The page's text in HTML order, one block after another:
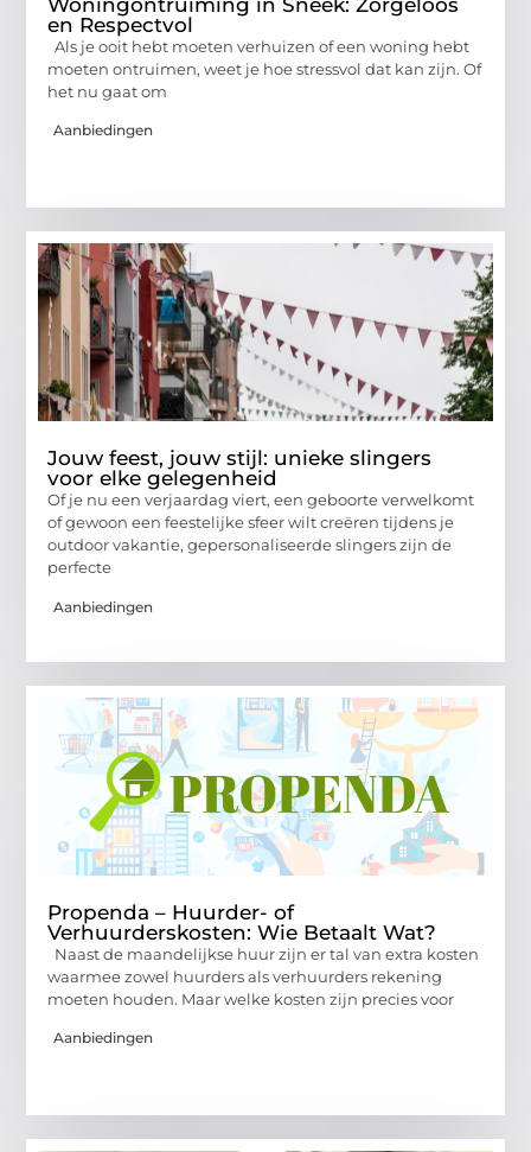
en Respectvol
Als je ooit hebt moeten verhuizen of een woning hebt
moeten ontruimen, weet je hoe stressvol dat kan zijn. Of
het nu gaat om
Aanbiedingen
Jouw feest, jouw stijl: unieke slingers
voor elke gelegenheid
Of je nu een verjaardag viert, een geboorte verwelkomt
of gewoon een feestelijke sfeer wilt creëren tijdens je
outdoor vakantie, gepersonaliseerde slingers zijn de
perfecte
Aanbiedingen
Propenda – Huurder- of
Verhuurderskosten: Wie Betaalt Wat?
Naast de maandelijkse huur zijn er tal van extra kosten
waarmee zowel huurders als verhuurders rekening
moeten houden. Maar welke kosten zijn precies voor
Aanbiedingen